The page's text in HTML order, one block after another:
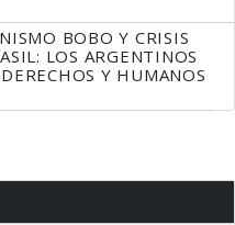
BOBO Y CRISIS
LOS ARGENTINOS
Y HUMANOS